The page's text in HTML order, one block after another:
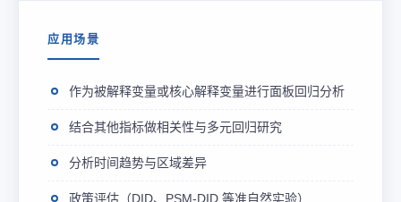
应用场景
作为被解释变量或核心解释变量进行面板回归分析
结合其他指标做相关性与多元回归研究
分析时间趋势与区域差异
政策评估（DID、PSM-DID 等准自然实验）